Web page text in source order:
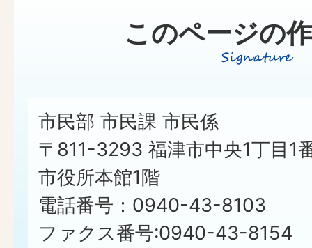
このページの
市民部 市民課 市民係
〒811-3293 福津市中央1丁目1
市役所本館1階
電話番号：0940-43-8103
ファクス番号:0940-43-8154